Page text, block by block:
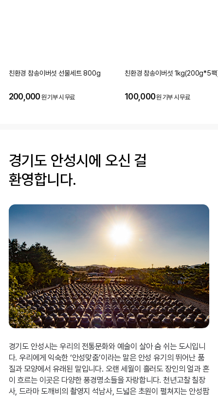
친환경 참송이버섯 선물세트 800g
200,000원 기부 시 무료
친환경 참송이버섯 1kg(200g*5
100,000원 기부 시 무료
경기도 안성시에 오신 걸
환영합니다.
경기도 안성시는 우리의 전통문화와 예술이 살아 숨 쉬는 도시입니
다. 우리에게 익숙한 ‘안성맞춤’이라는 말은 안성 유기의 뛰어난 품
질과 모양에서 유래된 말입니다. 오랜 세월이 흘러도 장인의 얼과 혼
이 흐르는 이곳은 다양한 풍경명소들을 자랑합니다. 천년고찰 칠장
사, 드라마 도깨비의 촬영지 석남사, 드넓은 초원이 펼쳐지는 안성팜